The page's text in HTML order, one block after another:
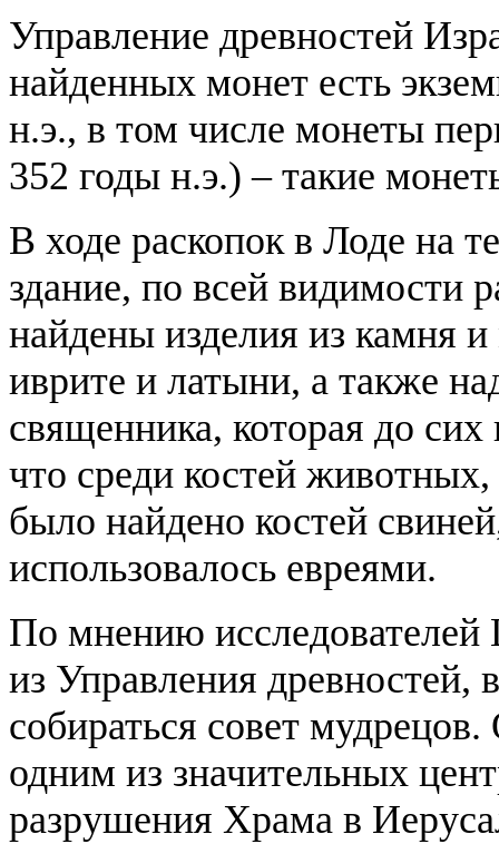
Управление древностей
найденных монет есть
н.э., в том числе монеты
352 годы н.э.) – такие
В ходе раскопок в Лоде на
здание, по всей
найдены изделия из камня
иврите и латыни, а также
священника, которая до
что среди костей
было найдено костей
использовалось евреями.
По мнению
из Управления древностей,
собираться совет
одним из значительных
разрушения Храма в